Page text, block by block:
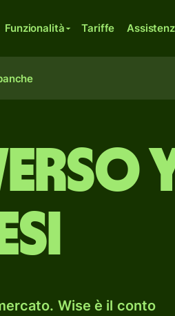
Funzionalità Tariffe
Wise è il conto